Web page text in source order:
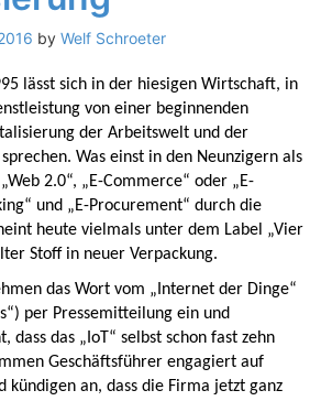
by Welf Schroeter
lässt sich in der hiesigen Wirtschaft, in
von einer beginnenden
der Arbeitswelt und der
Was einst in den Neunzigern als
2.0“, „E-Commerce“ oder „E-
und „E-Procurement“ durch die
heute vielmals unter dem Label „Vier
Stoff in neuer Verpackung.
das Wort vom „Internet der Dinge“
per Pressemitteilung ein und
dass das „IoT“ selbst schon fast zehn
Geschäftsführer engagiert auf
kündigen an, dass die Firma jetzt ganz